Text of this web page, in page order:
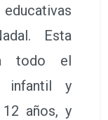
Esta
todo el
infantil y
años, y